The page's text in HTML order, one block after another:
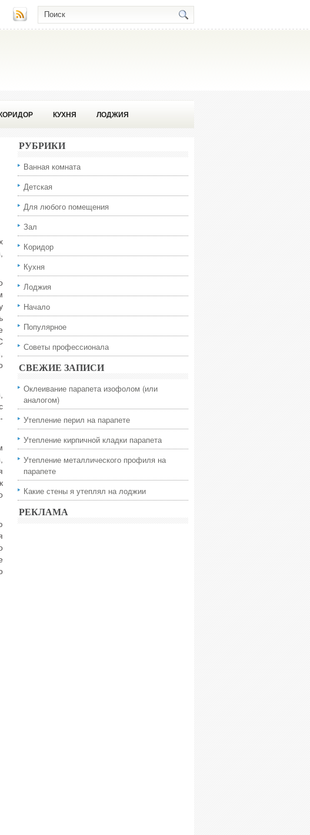
КУХНЯ ЛОДЖИЯ
РУБРИКИ
Ванная комната
Детская
Для любого помещения
Зал
Коридор
Кухня
Лоджия
Начало
Популярное
Советы профессионала
СВЕЖИЕ ЗАПИСИ
Оклеивание парапета изофолом (или
аналогом)
Утепление перил на парапете
Утепление кирпичной кладки парапета
Утепление металлического профиля на
парапете
Какие стены я утеплял на лоджии
РЕКЛАМА